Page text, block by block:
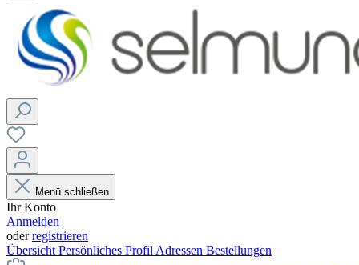
Menü schließen
Ihr Konto
Anmelden
oderregistrieren
Übersicht Persönliches Profil Adressen Bestellungen